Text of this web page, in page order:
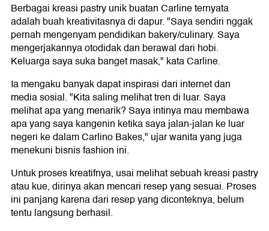
Berbagai kreasi pastry unik buatan Carline ternyata
adalah buah kreativitasnya di dapur. "Saya sendiri nggak
pernah mengenyam pendidikan bakery/culinary. Saya
mengerjakannya otodidak dan berawal dari hobi.
Keluarga saya suka banget masak," kata Carline.
Ia mengaku banyak dapat inspirasi dari internet dan
media sosial. "Kita saling melihat tren di luar. Saya
melihat apa yang menarik? Saya intinya mau membawa
apa yang saya kangenin ketika saya jalan-jalan ke luar
negeri ke dalam Carlino Bakes," ujar wanita yang juga
menekuni bisnis fashion ini.
Untuk proses kreatifnya, usai melihat sebuah kreasi pastry
atau kue, dirinya akan mencari resep yang sesuai. Proses
ini panjang karena dari resep yang diconteknya, belum
tentu langsung berhasil.